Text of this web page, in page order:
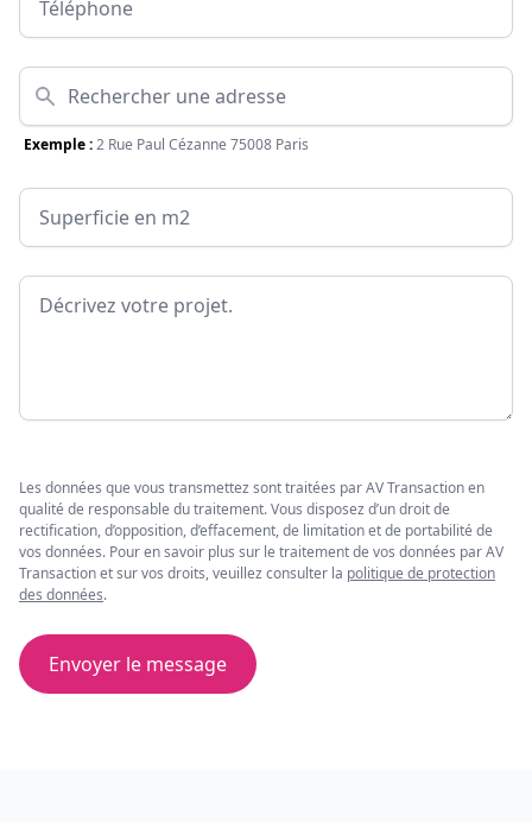
Adresse
Exemple :2 Rue Paul Cézanne 75008 Paris
Surface
Message
Les données que vous transmettez sont traitées par AV Transaction en
qualité de responsable du traitement. Vous disposez d’un droit de
rectification, d’opposition, d’effacement, de limitation et de portabilité de
vos données. Pour en savoir plus sur le traitement de vos données par AV
Transaction et sur vos droits, veuillez consulter la politique de protection
des données.
Envoyer le message